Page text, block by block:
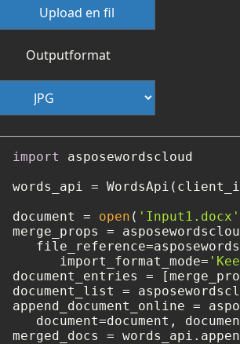
Upload en fil
Outputformat
import
asposewordscloud
words_api =
document = open ( 'Input1.docx'
merge_props =
      import_format_mode=
document_entries =
document_list =
append_document_online =
document=document,
merged_docs =